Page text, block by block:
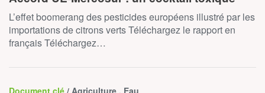
L’effet boomerang des pesticides européens illustré par les
importations de citrons verts Téléchargez le rapport en
français Téléchargez…
Document clé / Agriculture , Eau